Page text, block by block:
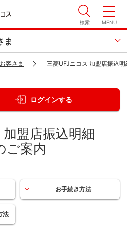
検索 MENU
ま
客さま 三菱UFJニコス 加盟店振込
ログインする
盟店振込明細
ご案内
お手続き方法
法